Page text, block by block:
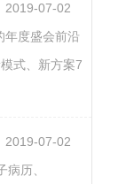
2019-07-02
年度盛会前沿
式、新方案7
2019-07-02
历、